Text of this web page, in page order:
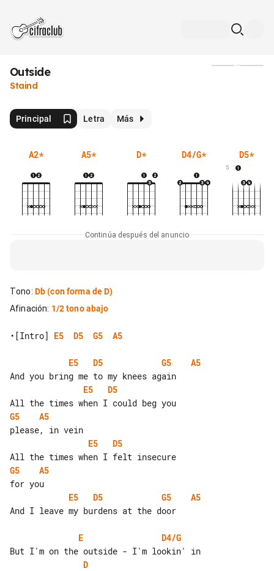
Outside
Staind
Principal Letra Más
A2* A5* D* D4/G* D5*
5
Continúa después del anuncio
Tono: Db(con forma de D)
Afinación: 1/2 tono abajo
•[Intro] E5 D5 G5 A5
E5 D5 G5
A5
E5
D5
G5
A5
E5
D5
G5
A5
E5
D5 G5
A5
And I leave my burdens at the door
E
D4/G
D